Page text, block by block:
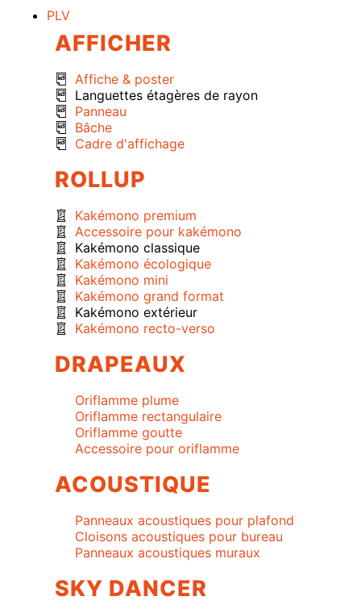
PLV
AFFICHER
Affiche & poster
Languettes étagères de rayon
Panneau
Bâche
Cadre d'affichage
ROLLUP
Kakémono premium
Accessoire pour kakémono
Kakémono classique
Kakémono écologique
Kakémono mini
Kakémono grand format
Kakémono extérieur
Kakémono recto-verso
DRAPEAUX
Oriflamme plume
Oriflamme rectangulaire
Oriflamme goutte
Accessoire pour oriflamme
ACOUSTIQUE
Panneaux acoustiques pour plafond
Cloisons acoustiques pour bureau
Panneaux acoustiques muraux
SKY DANCER